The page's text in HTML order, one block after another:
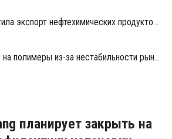
Южная Корея запретила экспорт нефтехимических продуктов из нафты
Kraton повысит цены на полимеры из-за нестабильности рынка
планирует закрыть на